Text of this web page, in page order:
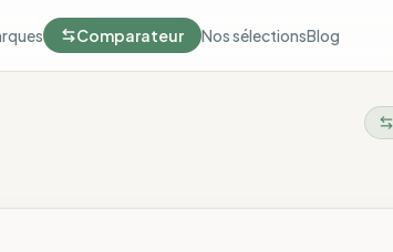
Comparateur Nos sélectionsBlog